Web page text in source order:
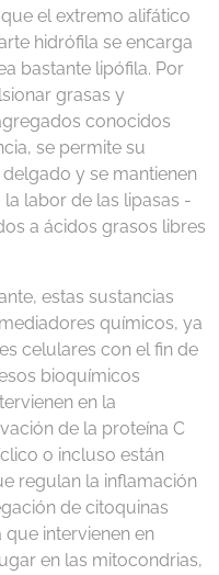
el extremo alifático
hidrófila se encarga
bastante lipófila. Por
grasas y
conocidos
se permite su
y se mantienen
labor de las lipasas -
a ácidos grasos libres
estas sustancias
químicos, ya
celulares con el fin de
bioquímicos
en la
de la proteína C
o incluso están
regulan la inflamación
de citoquinas
intervienen en
en las mitocondrias,